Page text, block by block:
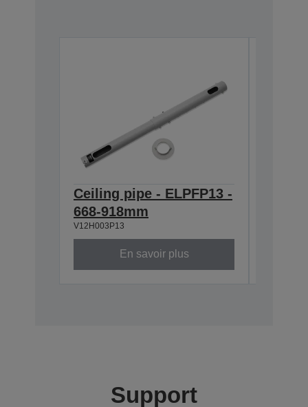
Ceiling pipe - ELPFP13 -
668-918mm
V12H003P13
En savoir plus
Support